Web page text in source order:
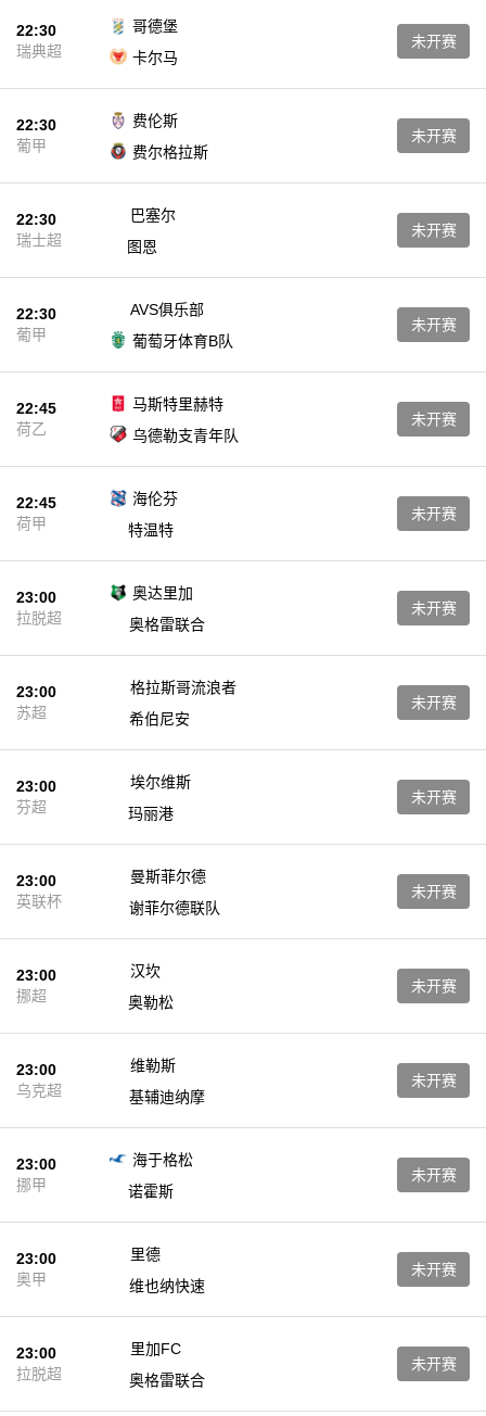
22:30
瑞典超
哥德堡
卡尔马
未开赛
22:30
葡甲
费伦斯
费尔格拉斯
未开赛
22:30
瑞士超
巴塞尔
图恩
未开赛
22:30
葡甲
AVS俱乐部
葡萄牙体育B队
未开赛
22:45
荷乙
马斯特里赫特
乌德勒支青年队
未开赛
22:45
荷甲
海伦芬
特温特
未开赛
23:00
拉脱超
奥达里加
奥格雷联合
未开赛
23:00
苏超
格拉斯哥流浪者
希伯尼安
未开赛
23:00
芬超
埃尔维斯
玛丽港
未开赛
23:00
英联杯
曼斯菲尔德
谢菲尔德联队
未开赛
23:00
挪超
汉坎
奥勒松
未开赛
23:00
乌克超
维勒斯
基辅迪纳摩
未开赛
23:00
挪甲
海于格松
诺霍斯
未开赛
23:00
奥甲
里德
维也纳快速
未开赛
23:00
拉脱超
里加FC
奥格雷联合
未开赛